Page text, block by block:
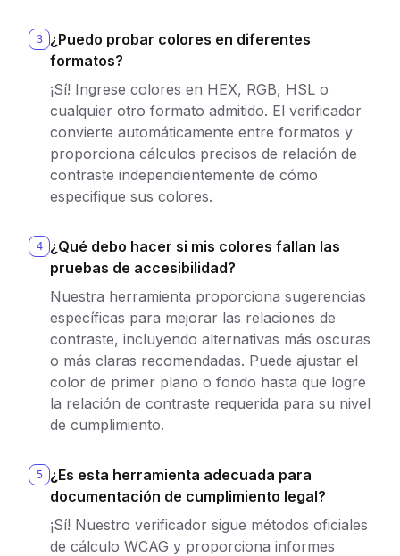
3
¿Puedo probar colores en diferentes
formatos?
¡Sí! Ingrese colores en HEX, RGB, HSL o
cualquier otro formato admitido. El verificador
convierte automáticamente entre formatos y
proporciona cálculos precisos de relación de
contraste independientemente de cómo
especifique sus colores.
4
¿Qué debo hacer si mis colores fallan las
pruebas de accesibilidad?
Nuestra herramienta proporciona sugerencias
específicas para mejorar las relaciones de
contraste, incluyendo alternativas más oscuras
o más claras recomendadas. Puede ajustar el
color de primer plano o fondo hasta que logre
la relación de contraste requerida para su nivel
de cumplimiento.
5
¿Es esta herramienta adecuada para
documentación de cumplimiento legal?
¡Sí! Nuestro verificador sigue métodos oficiales
de cálculo WCAG y proporciona informes